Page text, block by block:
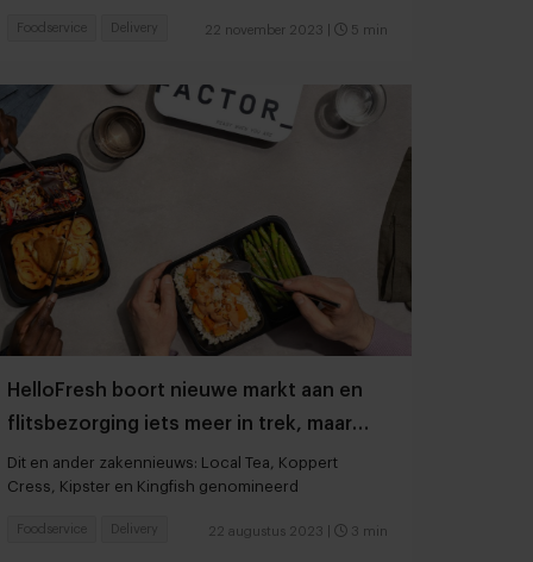
22 november 2023 5 min
Foodservice Delivery
HelloFresh boort nieuwe markt aan en
flitsbezorging iets meer in trek, maar
toekomst onzeker
Dit en ander zakennieuws: Local Tea, Koppert
Cress, Kipster en Kingfish genomineerd
22 augustus 2023 3 min
Foodservice Delivery